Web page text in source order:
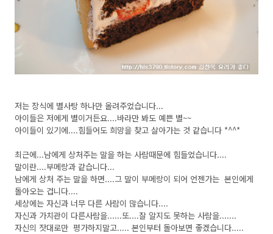
저는 장식에 별사탕 하나만 올려주었습니다...
아이들은 저에게 별이거든요....바라만 봐도 예쁜 별~~
아이들이 있기에....힘들어도 희망을 찾고 살아가는 것 같습니다 *^^*
최근에...남에게 상처주는 말을 하는 사람때문에 힘들었습니다....
말이란....부메랑과 같습니다...
남에게 상처 주는 말을 하면....그 말이 부메랑이 되어 언젠가는 본인에게
돌아오는 겁니다....
세상에는 자신과 너무 다른 사람이 많습니다....
자신과 가치관이 다른사람을......또....잘 알지도 못하는 사람을.......
자신의 잣대로만 평가하지말고..... 본인부터 돌아보면 좋겠습니다.....